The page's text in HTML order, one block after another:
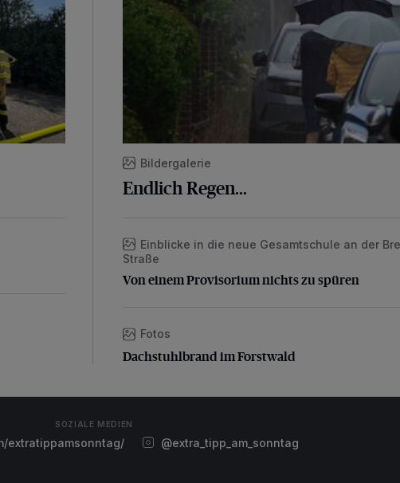
Bildergalerie
Endlich Regen...
Von einem Provisorium nichts zu spüren
Einblicke in die neue Gesamtschule an der
Straße
Von einem Provisorium nichts zu spüren
Dachstuhlbrand im Forstwald
Fotos
Dachstuhlbrand im Forstwald
SOZIALE MEDIEN
extratippamsonntag/ @extra_tipp_am_sonntag